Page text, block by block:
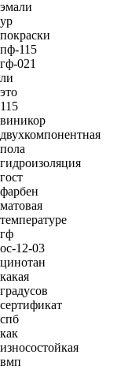
эмали
ур
покраски
пф-115
гф-021
ли
это
115
виникор
двухкомпонентная
пола
гидроизоляция
гост
фарбен
матовая
температуре
гф
ос-12-03
цинотан
какая
градусов
сертификат
спб
как
износостойкая
вмп